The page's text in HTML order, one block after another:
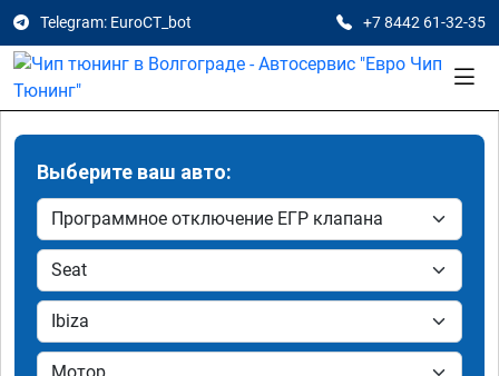
Telegram: EuroCT_bot +7 8442 61-32-35
Выберите ваш авто: